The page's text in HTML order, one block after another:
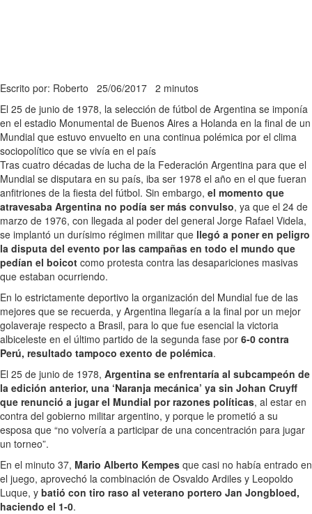
Escrito por: Roberto 25/06/2017 2 minutos
El 25 de junio de 1978, la selección de fútbol de Argentina se imponía
en el estadio Monumental de Buenos Aires a Holanda en la final de un
Mundial que estuvo envuelto en una continua polémica por el clima
sociopolítico que se vivía en el país
Tras cuatro décadas de lucha de la Federación Argentina para que el
Mundial se disputara en su país, iba ser 1978 el año en el que fueran
anfitriones de la fiesta del fútbol. Sin embargo, el momento que
atravesaba Argentina no podía ser más convulso, ya que el 24 de
marzo de 1976, con llegada al poder del general Jorge Rafael Videla,
se implantó un durísimo régimen militar que llegó a poner en peligro
la disputa del evento por las campañas en todo el mundo que
pedían el boicot como protesta contra las desapariciones masivas
que estaban ocurriendo.
En lo estrictamente deportivo la organización del Mundial fue de las
mejores que se recuerda, y Argentina llegaría a la final por un mejor
golaveraje respecto a Brasil, para lo que fue esencial la victoria
albiceleste en el último partido de la segunda fase por 6-0 contra
Perú, resultado tampoco exento de polémica.
El 25 de junio de 1978, Argentina se enfrentaría al subcampeón de
la edición anterior, una ‘Naranja mecánica’ ya sin Johan Cruyff
que renunció a jugar el Mundial por razones políticas, al estar en
contra del gobierno militar argentino, y porque le prometió a su
esposa que “no volvería a participar de una concentración para jugar
un torneo”.
En el minuto 37, Mario Alberto Kempes que casi no había entrado en
el juego, aprovechó la combinación de Osvaldo Ardiles y Leopoldo
Luque, y batió con tiro raso al veterano portero Jan Jongbloed,
haciendo el 1-0.